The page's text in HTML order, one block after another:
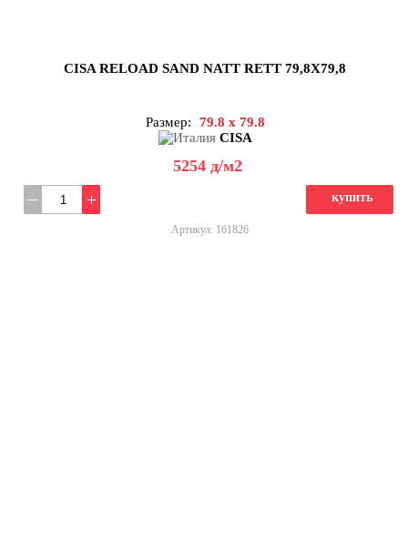
CISA RELOAD SAND NATT RETT 79,8X79,8
Размер:
79.8 x 79.8
CISA
5254 д/м2
купить
Артикул: 161826